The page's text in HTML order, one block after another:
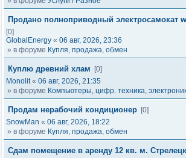
Продано полноприводный электросамокат
[0]
GlobalEnergy « 06 авг, 2026, 23:36
» в форуме Купля, продажа, обмен
Куплю древний хлам
[0]
Monolit« 06 авг, 2026, 21:35
» в форуме Компьютеры, цифр. техника,
Продам нерабочий кондиционер [0]
SnowMan « 06 авг, 2026, 18:22
» в форуме Купля, продажа, обмен
Сдам помещение в аренду 12 кв. м.